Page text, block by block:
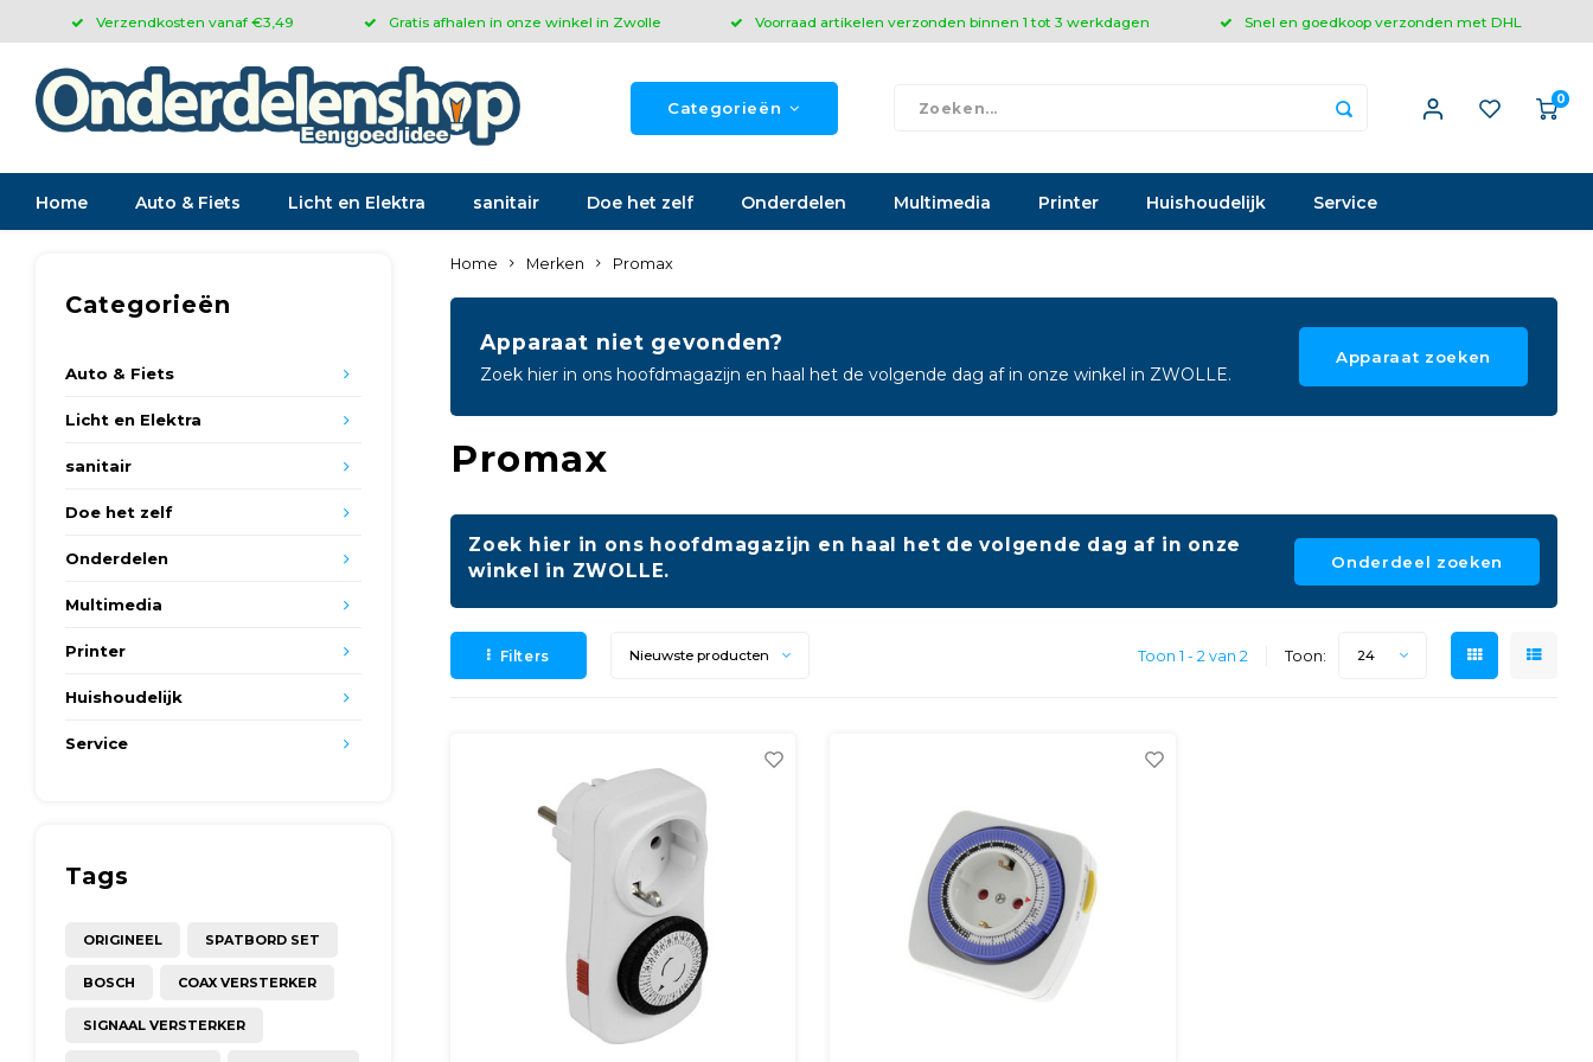
Verzendkosten vanaf €3,49 Gratis afhalen in onze winkel in Zwolle Voorraad artikelen verzonden binnen 1 tot 3 werkdagen Snel en goedkoop verzonden met DHL
Categorieën 0
Home Auto & Fiets Licht en Elektra sanitair Doe het zelf Onderdelen Multimedia Printer Huishoudelijk Service
Categorieën
Auto & Fiets
Licht en Elektra
sanitair
Doe het zelf
Onderdelen
Multimedia
Printer
Huishoudelijk
Service
Tags
ORIGINEEL SPATBORD SET
BOSCH COAX VERSTERKER
SIGNAAL VERSTERKER
Home Merken Promax
Apparaat niet gevonden?
Zoek hier in ons hoofdmagazijn en haal het de volgende dag af in onze winkel in ZWOLLE.
Apparaat zoeken
Promax
Zoek hier in ons hoofdmagazijn en haal het de volgende dag af in onze
winkel in ZWOLLE.
Onderdeel zoeken
Filters Nieuwste producten Toon 1 - 2 van 2 Toon: 24